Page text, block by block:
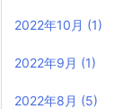
2022年10月 (1)
2022年9月 (1)
2022年8月 (5)